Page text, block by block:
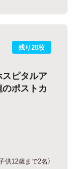
残り28枚
ピタルア
ポストカ
供12歳まで2名）